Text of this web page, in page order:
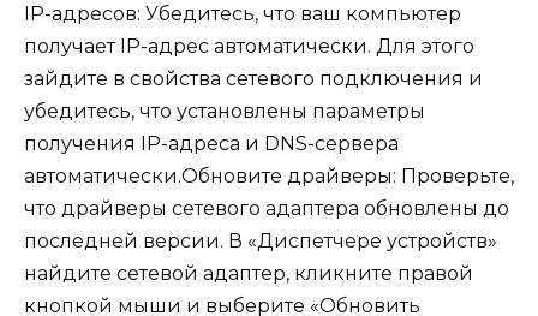
IP-адресов: Убедитесь, что ваш компьютер
получает IP-адрес автоматически. Для этого
зайдите в свойства сетевого подключения и
убедитесь, что установлены параметры
получения IP-адреса и DNS-сервера
автоматически.Обновите драйверы: Проверьте,
что драйверы сетевого адаптера обновлены до
последней версии. В «Диспетчере устройств»
найдите сетевой адаптер, кликните правой
кнопкой мыши и выберите «Обновить